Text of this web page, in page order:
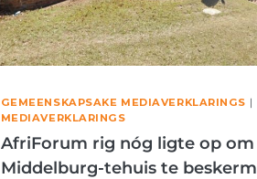
GEMEENSKAPSAKE MEDIAVERKLARINGS |
MEDIAVERKLARINGS
AfriForum rig nóg ligte op om
Middelburg-tehuis te beskerm